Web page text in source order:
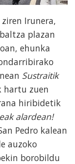
Irunera,
plazan
ehunka
Sustraitik
hartu zuen
hiribidetik
alardean!
Pedro kalean
auzoko
borobildu